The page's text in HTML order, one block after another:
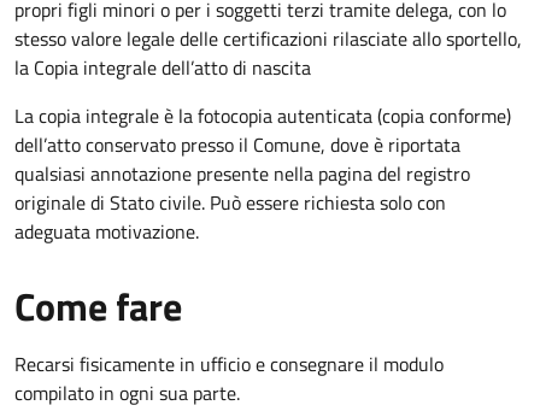
propri figli minori o per i soggetti terzi tramite delega, con lo
stesso valore legale delle certificazioni rilasciate allo sportello,
la Copia integrale dell’atto di nascita
La copia integrale è la fotocopia autenticata (copia conforme)
dell’atto conservato presso il Comune, dove è riportata
qualsiasi annotazione presente nella pagina del registro
originale di Stato civile. Può essere richiesta solo con
adeguata motivazione.
Come fare
Recarsi fisicamente in ufficio e consegnare il modulo
compilato in ogni sua parte.